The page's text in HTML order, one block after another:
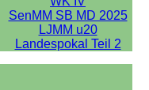
SenMM SB MD 2025
LJMM u20
Landespokal Teil 2